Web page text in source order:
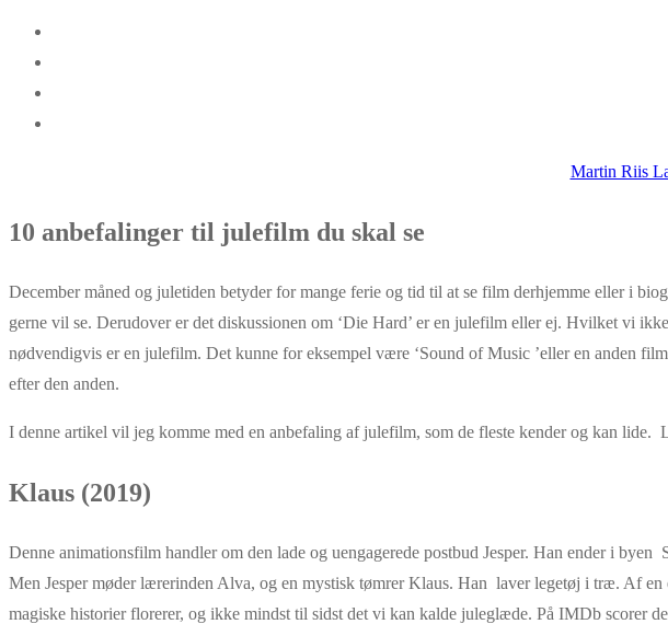
Martin Riis
10 anbefalinger til julefilm du skal se
December måned og juletiden betyder for mange ferie og tid til at se film derhjemme eller i
gerne vil se. Derudover er det diskussionen om ‘Die Hard’ er en julefilm eller ej. Hvilket vi
nødvendigvis er en julefilm. Det kunne for eksempel være ‘Sound of Music ’eller en anden
efter den anden.
I denne artikel vil jeg komme med en anbefaling af julefilm, som de fleste kender og kan
Klaus (2019)
Denne animationsfilm handler om den lade og uengagerede postbud Jesper. Han ender i
Men Jesper møder lærerinden Alva, og en mystisk tømrer Klaus. Han laver legetøj i træ. Af
magiske historier florerer, og ikke mindst til sidst det vi kan kalde juleglæde. På IMDb scorer